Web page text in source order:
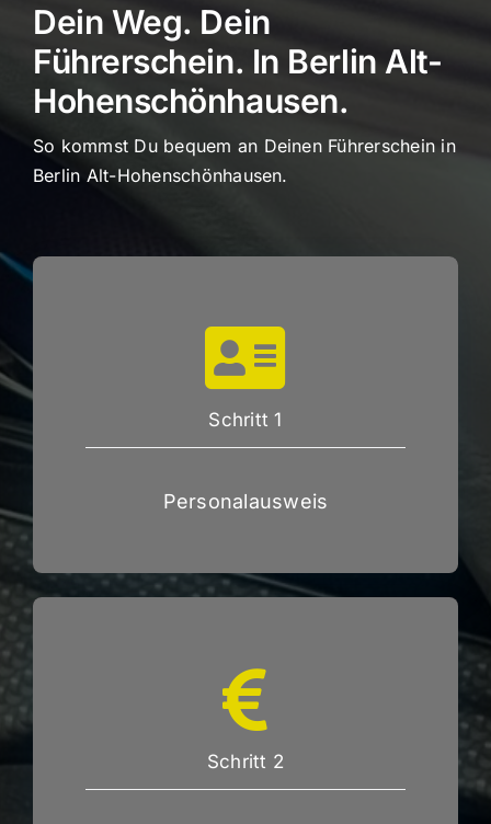
Dein Weg. Dein
Führerschein. In Berlin Alt-
Hohenschönhausen.
So kommst Du bequem an Deinen Führerschein in
Berlin Alt-Hohenschönhausen.
Schritt 1
Personalausweis
Schritt 2